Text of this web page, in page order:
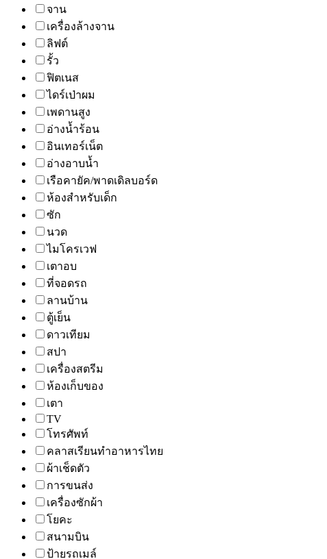
จาน
เครื่องล้างจาน
ลิฟต์
รั้ว
ฟิตเนส
ไดร์เป่าผม
เพดานสูง
อ่างน้ำร้อน
อินเทอร์เน็ต
อ่างอาบน้ำ
เรือคายัค/พาดเดิลบอร์ด
ห้องสำหรับเด็ก
ซัก
นวด
ไมโครเวฟ
เตาอบ
ที่จอดรถ
ลานบ้าน
ตู้เย็น
ดาวเทียม
สปา
เครื่องสตรีม
ห้องเก็บของ
เตา
TV
โทรศัพท์
คลาสเรียนทำอาหารไทย
ผ้าเช็ดตัว
การขนส่ง
เครื่องซักผ้า
โยคะ
สนามบิน
ป้ายรถเมล์